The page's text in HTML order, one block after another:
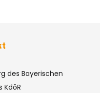
des Bayerischen
KdöR